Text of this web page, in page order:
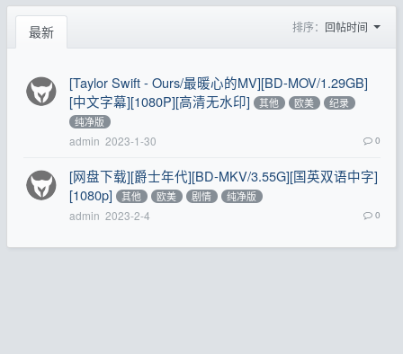
最新 排序： 回帖时间
[Taylor Swift - Ours/最暖心的MV][BD-MOV/1.29GB]
[中文字幕][1080P][高清无水印]
其他 欧美
纪录
纯净版
admin 2023-1-30 0
[网盘下载][爵士年代][BD-MKV/3.55G][国英双语中字]
[1080p]
其他 欧美 剧情 纯净版
admin 2023-2-4 0